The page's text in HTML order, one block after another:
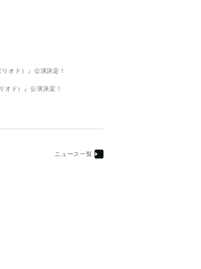
オド）』公演決定！
ド）』公演決定！
ニュース一覧